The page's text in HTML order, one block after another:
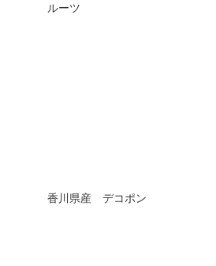
ルーツ
香川県産 デコポン